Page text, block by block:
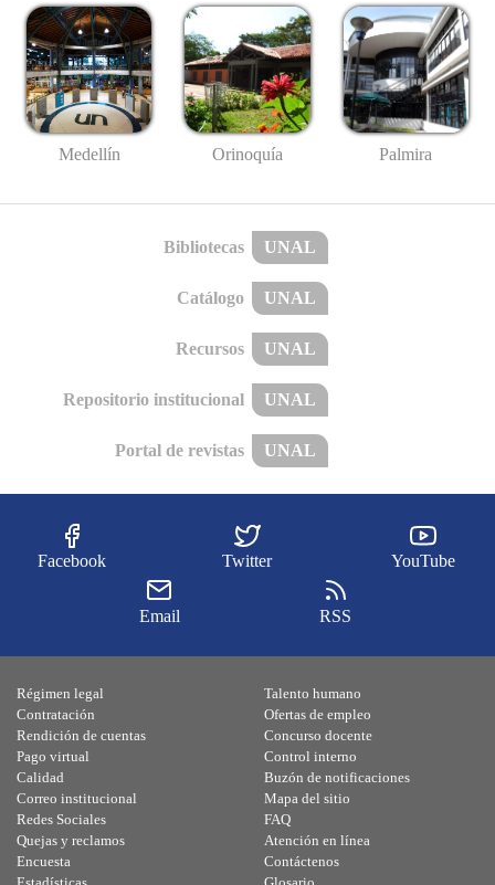
Medellín Orinoquía Palmira
Bibliotecas UNAL
Catálogo UNAL
Recursos UNAL
Repositorio institucional UNAL
Portal de revistas UNAL
Facebook Twitter YouTube
Email RSS
Régimen legal
Contratación
Rendición de cuentas
Pago virtual
Calidad
Talento humano
Ofertas de empleo
Concurso docente
Control interno
Buzón de notificaciones
Correo institucional
Redes Sociales
Quejas y reclamos
Encuesta
Mapa del sitio
FAQ
Atención en línea
Contáctenos